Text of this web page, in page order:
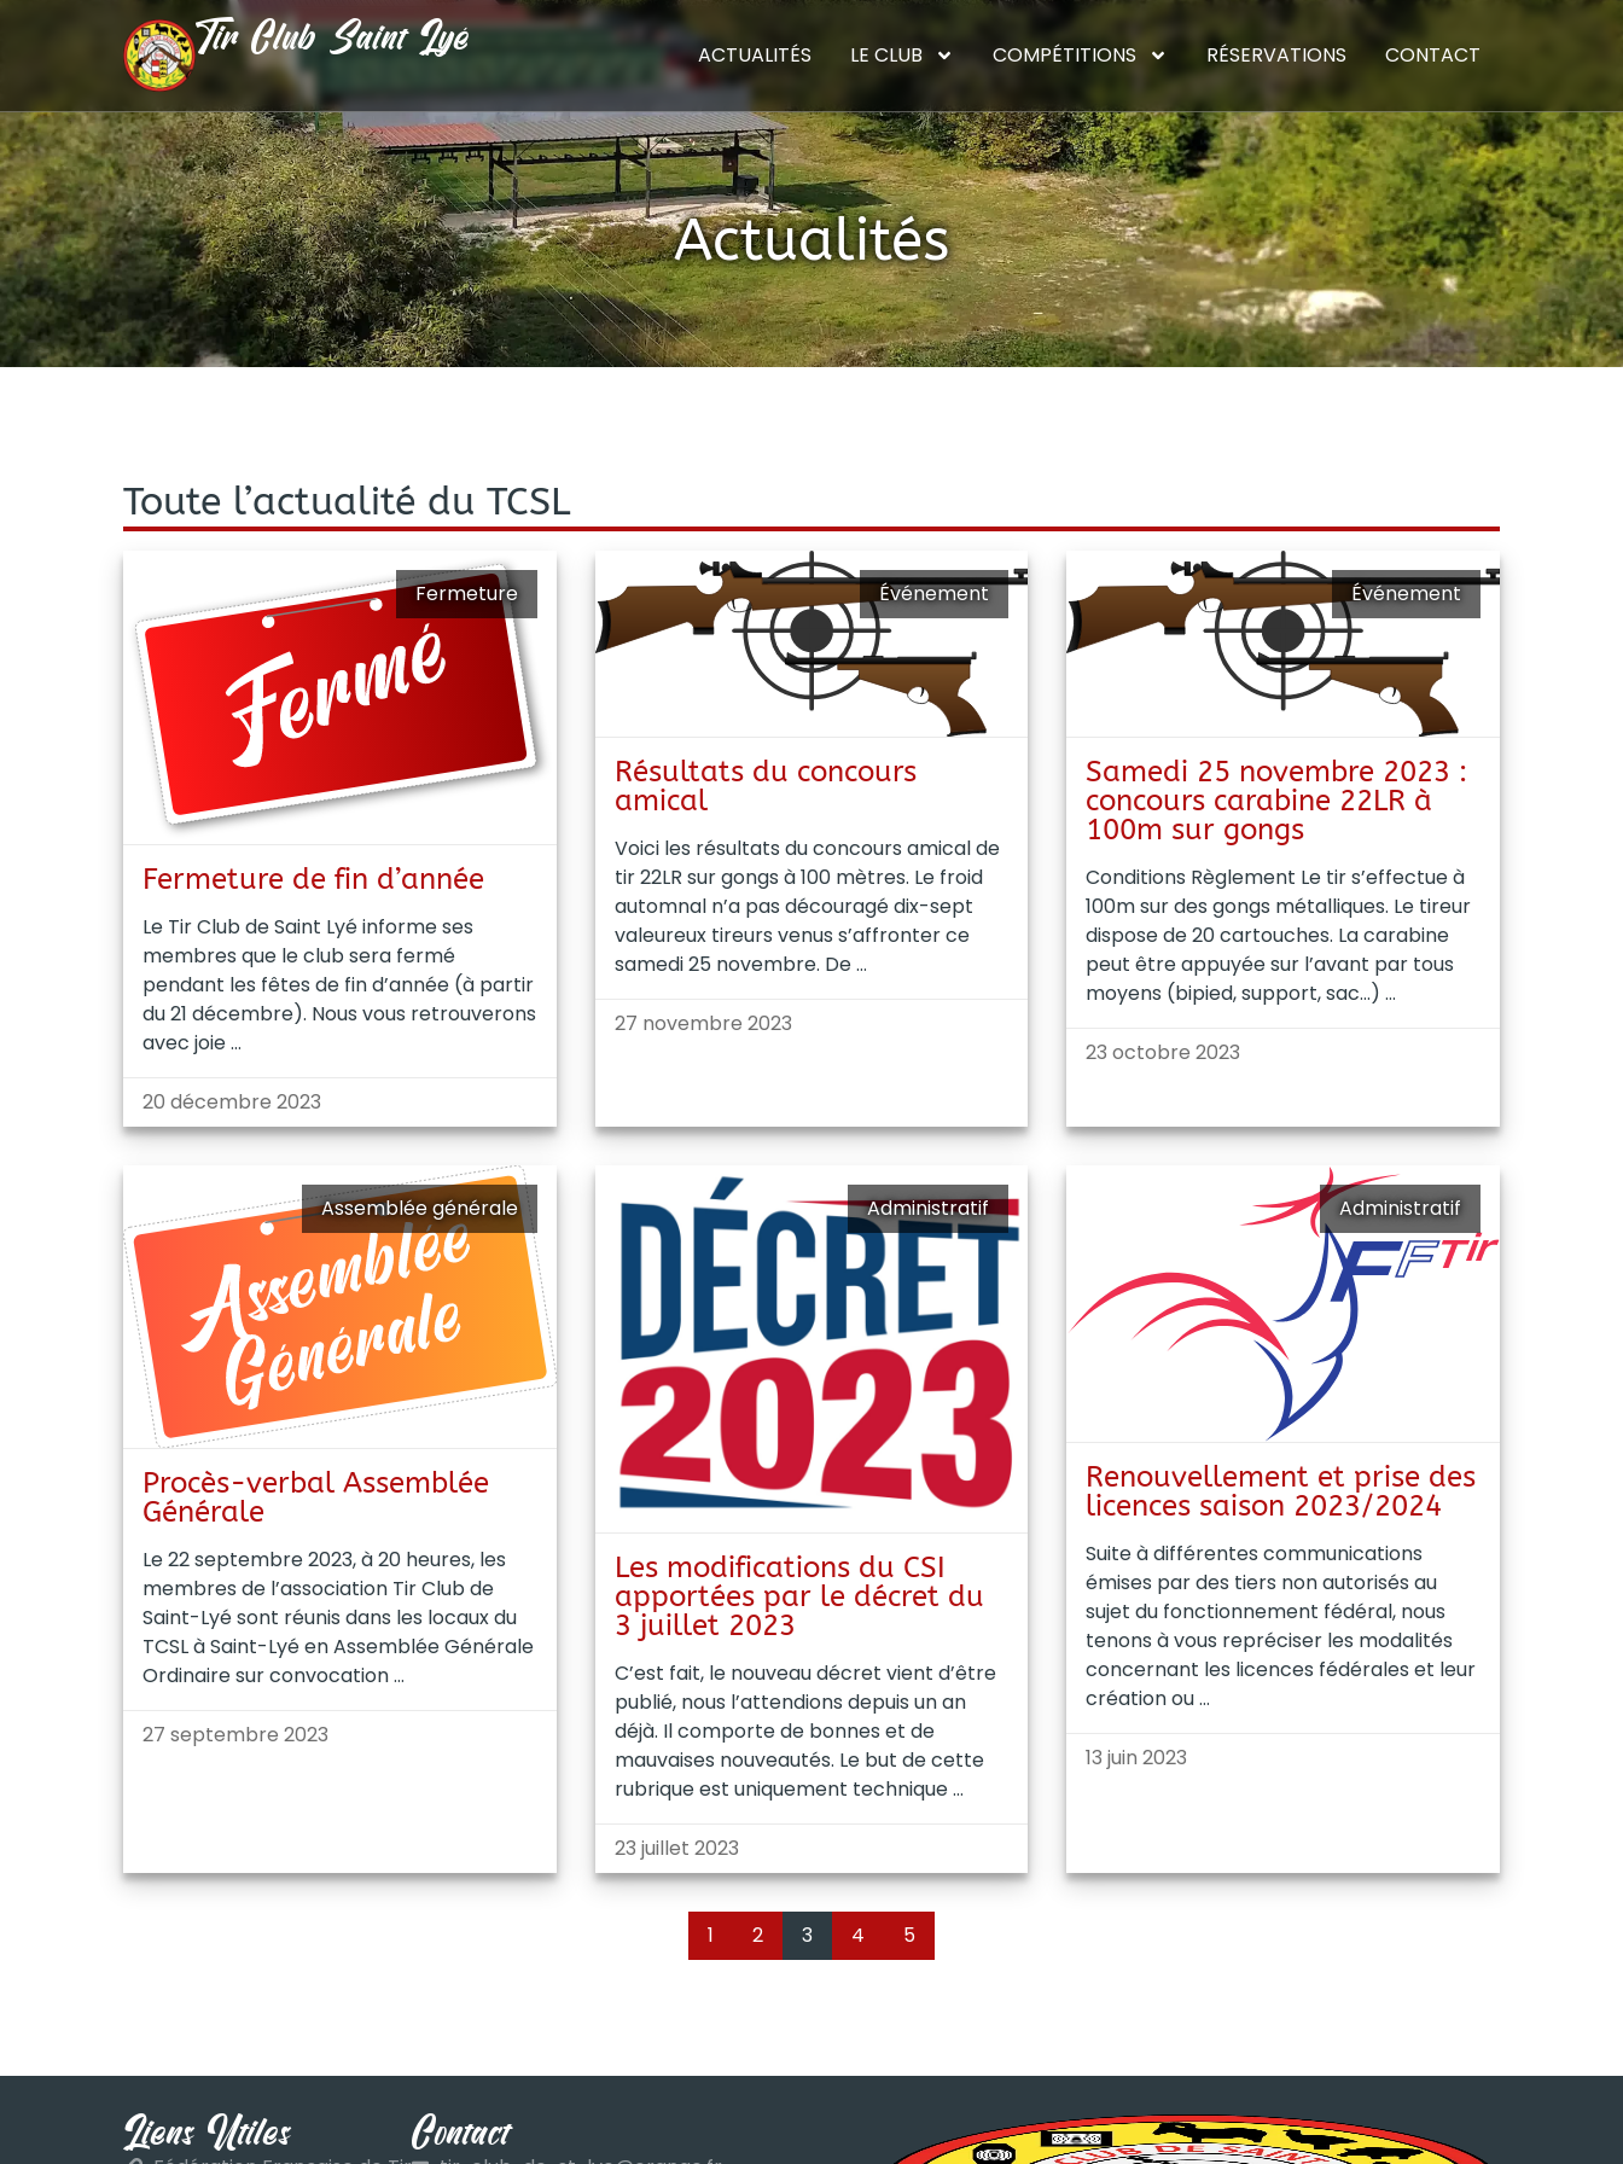
Tir Club Saint Lyé ACTUALITÉS LE CLUB COMPÉTITIONS RÉSERVATIONS CONTACT
Actualités
Toute l’actualité du TCSL
Fermeture
Fermeture de fin d’année
Le Tir Club de Saint Lyé informe ses
membres que le club sera fermé
pendant les fêtes de fin d’année (à partir
du 21 décembre). Nous vous retrouverons
avec joie
20 décembre 2023
Événement
Résultats du concours
amical
Voici les résultats du concours amical de
tir 22LR sur gongs à 100 mètres. Le froid
automnal n’a pas découragé dix-sept
valeureux tireurs venus s’affronter ce
samedi 25 novembre. De
27 novembre 2023
Événement
Samedi 25 novembre 2023 :
concours carabine 22LR à
100m sur gongs
Conditions Règlement Le tir s’effectue à
100m sur des gongs métalliques. Le tireur
dispose de 20 cartouches. La carabine
peut être appuyée sur l’avant par tous
moyens (bipied, support, sac…)
23 octobre 2023
Assemblée générale
Procès-verbal Assemblée
Générale
Le 22 septembre 2023, à 20 heures, les
membres de l’association Tir Club de
Saint-Lyé sont réunis dans les locaux du
TCSL à Saint-Lyé en Assemblée Générale
Ordinaire sur convocation
27 septembre 2023
Administratif
Les modifications du CSI
apportées par le décret du
3 juillet 2023
C’est fait, le nouveau décret vient d’être
publié, nous l’attendions depuis un an
déjà. Il comporte de bonnes et de
mauvaises nouveautés. Le but de cette
rubrique est uniquement technique
23 juillet 2023
Administratif
Renouvellement et prise des
licences saison 2023/2024
Suite à différentes communications
émises par des tiers non autorisés au
sujet du fonctionnement fédéral, nous
tenons à vous repréciser les modalités
concernant les licences fédérales et leur
création ou
13 juin 2023
1 2 3 4 5
Liens Utiles Contact